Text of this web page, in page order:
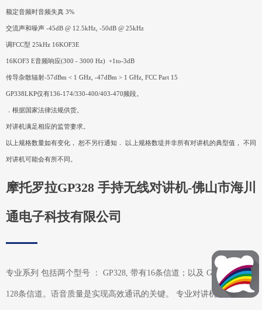
摩托罗拉GP328 手持无线对讲机-佛山市海川
通电子科技有限公司
专业系列 包括两个型号 ： GP328, 带有16条信道；以及 GP338, 带有
128条信道。语音质量是实现高效通讯的关键。 专业对讲机系列采用
额定音频时音频失真 3%
交流声和噪声 -45dB @ 12.5kHz, -50dB @ 25kHz
调FCC型 25kHz 16KOF3E
16KOF3 E音频响应(300 - 3000 Hz) +1to-3dB
传导杂散辐射-57dBm < 1 GHz, -47dBm > 1 GHz, FCC Part 15
GP338LKP仅有136-174/330-400/403-470频段。
．根据国家法律法规供货。
对讲机满足相应的监管妻求。
以上规格数量如有变化， 恕不另行通知． 以上规格数堤并非所有对讲机的典型值， 不同
对讲机可能会有所不同。